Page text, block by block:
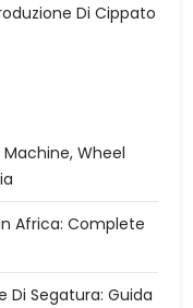
Di Cippato
Wheel
Africa: Complete
Di Segatura: Guida